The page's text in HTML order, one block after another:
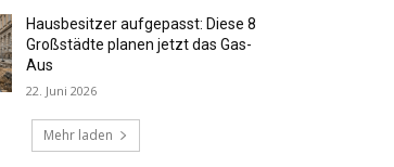
Hausbesitzer aufgepasst: Diese 8
Großstädte planen jetzt das Gas-
Aus
22. Juni 2026
Mehr laden